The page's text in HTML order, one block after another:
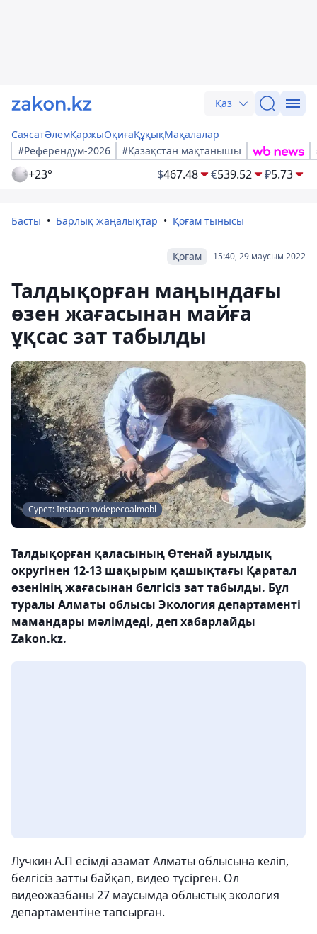
Қаз
СаясатӘлемҚаржыОқиғаҚұқықМақалалар
#Референдум-2026
#Қазақстан мақтанышы
+23° $467.48 €539.52 ₽5.73
Басты Барлық жаңалықтар Қоғам тынысы
15:40, 29 маусым 2022
Қоғам
Талдықорған маңындағы
өзен жағасынан майға
ұқсас зат табылды
Сурет: Instagram/depecoalmobl
Талдықорған қаласының Өтенай ауылдық
округінен 12-13 шақырым қашықтағы Қаратал
өзенінің жағасынан белгісіз зат табылды. Бұл
туралы Алматы облысы Экология департаменті
мамандары мәлімдеді, деп хабарлайды
Zakon.kz.
Лучкин А.П есімді азамат Алматы облысына келіп,
белгісіз затты байқап, видео түсірген. Ол
видеожазбаны 27 маусымда облыстық экология
департаментіне тапсырған.